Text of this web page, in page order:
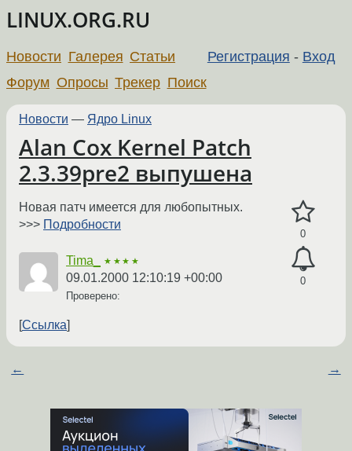
LINUX.ORG.RU
Регистрация - Вход
Новости Галерея Статьи
Форум Опросы Трекер Поиск
Новости — Ядро Linux
Alan Cox Kernel Patch
2.3.39pre2 выпушена
0
0
Новая патч имеется для любопытных.
>>> Подробности
Tima_ ★★★★
09.01.2000 12:10:19 +00:00
Проверено:
Ссылка
← →